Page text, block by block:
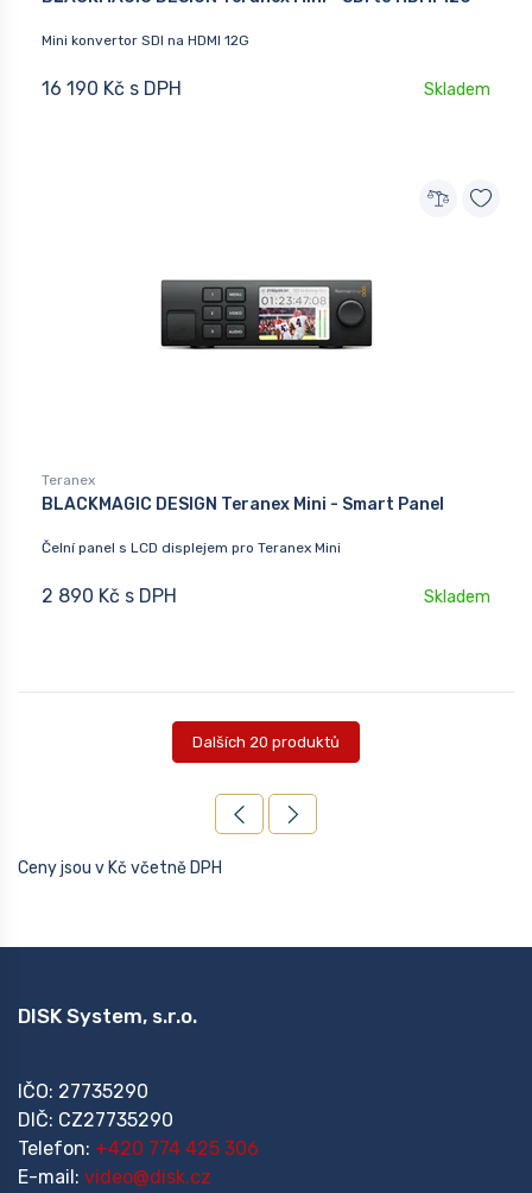
Mini konvertor SDI na HDMI 12G
16 190 Kč s DPH Skladem
Teranex
BLACKMAGIC DESIGN Teranex Mini - Smart Panel
Čelní panel s LCD displejem pro Teranex Mini
2 890 Kč s DPH Skladem
Dalších 20 produktů
Ceny jsou v Kč včetně DPH
DISK System, s.r.o.
IČO: 27735290
DIČ: CZ27735290
Telefon: +420 774 425 306
E-mail: video@disk.cz